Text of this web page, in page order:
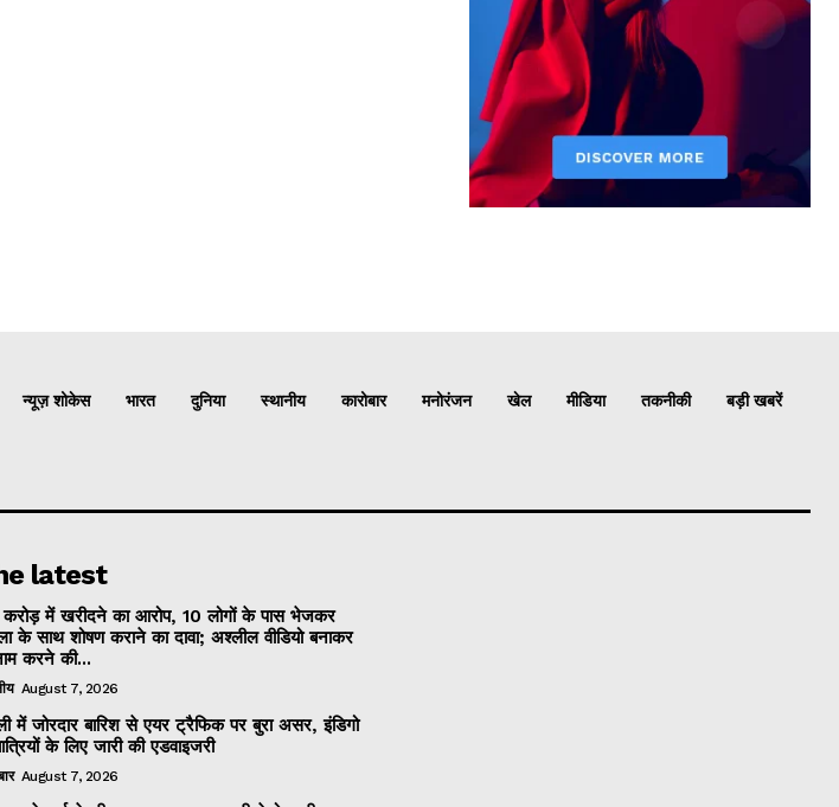
न्यूज़ शोकेस भारत दुनिया स्थानीय कारोबार मनोरंजन खेल मीडिया तकनीकी बड़ी खबरें
latest
करोड़ में खरीदने का आरोप, 10 लोगों के पास भेजकर
के साथ शोषण कराने का दावा; अश्लील वीडियो बनाकर
करने की...
August 7, 2026
में जोरदार बारिश से एयर ट्रैफिक पर बुरा असर, इंडिगो
के लिए जारी की एडवाइजरी
August 7, 2026